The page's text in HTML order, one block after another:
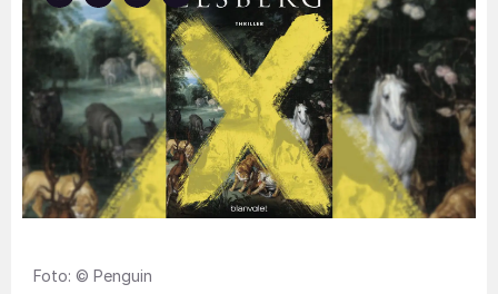
Foto: © Penguin